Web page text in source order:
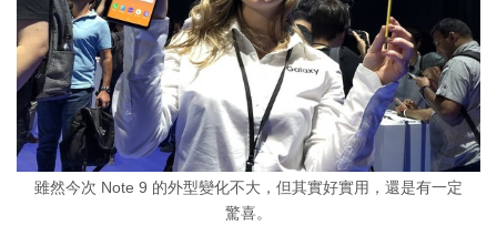
雖然今次 Note 9 的外型變化不大，但其實好實用，還是有一定
驚喜。